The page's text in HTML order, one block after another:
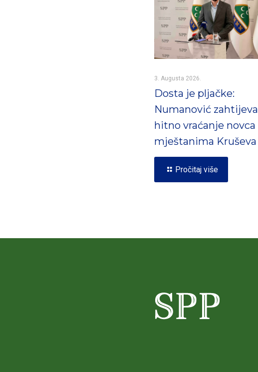
3. Augusta 2026.
Dosta je pljačke:
Numanović zahtijeva
hitno vraćanje novca
mještanima Kruševa
Pročitaj više